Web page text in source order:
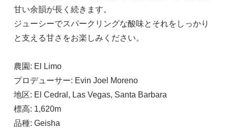
甘い余韻が長く続きます。
ジューシーでスパークリングな酸味とそれをしっかり
と支える甘さをお楽しみください。
農園: El Limo
プロデューサー: Evin Joel Moreno
地区: El Cedral, Las Vegas, Santa Barbara
標高: 1,620m
品種: Geisha
2,280円(税込)
中挽き(ペーパーフィルター用)
100g